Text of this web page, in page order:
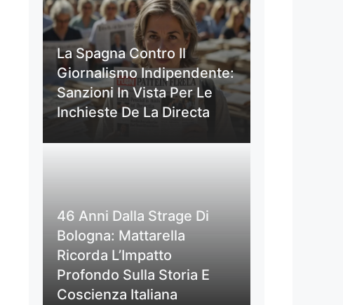
La Spagna Contro Il
Giornalismo Indipendente:
Sanzioni In Vista Per Le
Inchieste De La Directa
46 Anni Dalla Strage Di
Bologna: Mattarella
Ricorda L’Impatto
Profondo Sulla Storia E
Coscienza Italiana